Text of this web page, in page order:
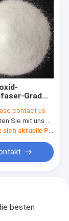
Grad
Viskose
contact us
mit uns bitte in Verbindung
Holen Sie sich aktuelle Preis
besten